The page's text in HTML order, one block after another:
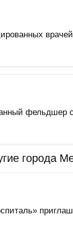
фельдшер
города